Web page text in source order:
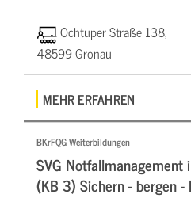
Ochtuper Straße 138,
48599 Gronau
MEHR ERFAHREN
BKrFQG Weiterbildungen
SVG
(KB 3) Sichern - bergen -